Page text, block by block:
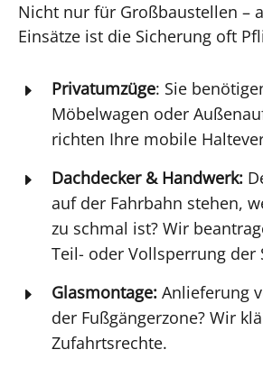
Nicht nur für Großbaustellen –
Einsätze ist die Sicherung oft
E Privatumzüge: Sie
Möbelwagen oder
richten Ihre mobile
E Dachdecker & Handwerk:
auf der Fahrbahn stehen,
zu schmal ist? Wir
Teil- oder Vollsperrung der
E Glasmontage: Anlieferung
der Fußgängerzone? Wir
Zufahrtsrechte.